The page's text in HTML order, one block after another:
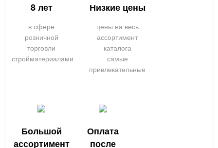
8 лет
в сфере
розничной
торговли
стройматериалами
Низкие цены
цены на весь
ассортимент
каталога
самые
привлекательные
Большой
ассортимент
Оплата
после